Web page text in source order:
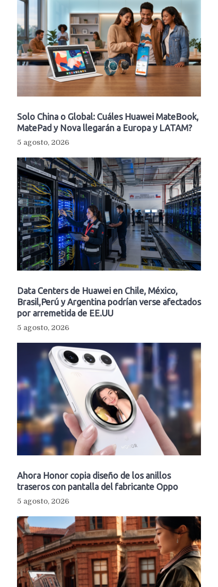
Solo China o Global: Cuáles Huawei MateBook,
MatePad y Nova llegarán a Europa y LATAM?
5 agosto, 2026
Data Centers de Huawei en Chile, México,
Brasil,Perú y Argentina podrían verse afectados
por arremetida de EE.UU
5 agosto, 2026
Ahora Honor copia diseño de los anillos
traseros con pantalla del fabricante Oppo
5 agosto, 2026